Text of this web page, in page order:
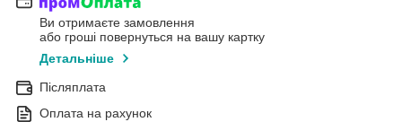
Ви отримаєте замовлення
або гроші повернуться на вашу картку
Детальніше
Післяплата
Оплата на рахунок